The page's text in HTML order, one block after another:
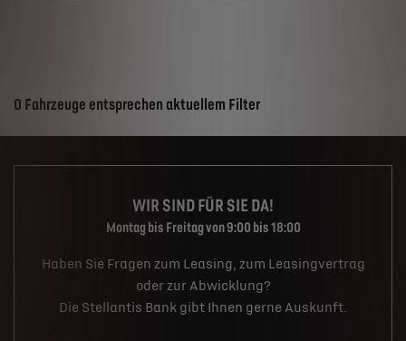
Suchergebnisse
0 Fahrzeuge entsprechen aktuellem Filter
WIR SIND FÜR SIE DA!
Montag bis Freitag von 9:00 bis 18:00
Haben Sie Fragen zum Leasing, zum Leasingvertrag
oder zur Abwicklung?
Die Stellantis Bank gibt Ihnen gerne Auskunft.